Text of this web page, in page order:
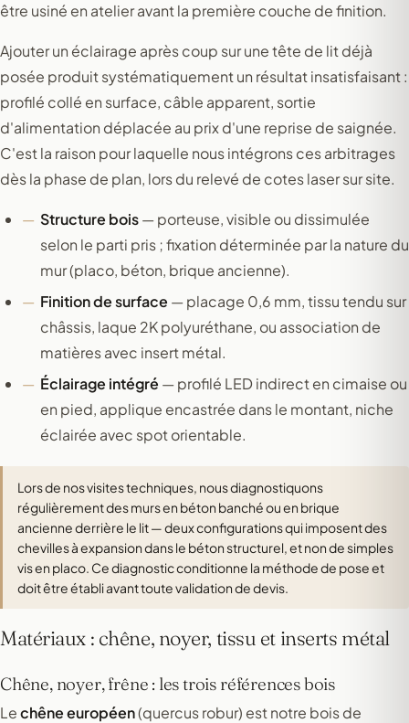
être usiné en atelier avant la première couche de finition.
Ajouter un éclairage après coup sur une tête de lit déjà
posée produit systématiquement un résultat insatisfaisant :
profilé collé en surface, câble apparent, sortie
d'alimentation déplacée au prix d'une reprise de saignée.
C'est la raison pour laquelle nous intégrons ces arbitrages
dès la phase de plan, lors du relevé de cotes laser sur site.
Structure bois— porteuse, visible ou dissimulée
selon le parti pris ; fixation déterminée par la nature du
mur (placo, béton, brique ancienne).
Finition de surface — placage 0,6 mm, tissu tendu sur
châssis, laque 2K polyuréthane, ou association de
matières avec insert métal.
Éclairage intégré — profilé LED indirect en cimaise ou
en pied, applique encastrée dans le montant, niche
éclairée avec spot orientable.
Lors de nos visites techniques, nous diagnostiquons
régulièrement des murs en béton banché ou en brique
ancienne derrière le lit — deux configurations qui imposent des
chevilles à expansion dans le béton structurel, et non de simples
vis en placo. Ce diagnostic conditionne la méthode de pose et
doit être établi avant toute validation de devis.
Matériaux : chêne, noyer, tissu et inserts métal
Chêne, noyer, frêne : les trois références bois
Lechêne européen(quercus robur) est notre bois de